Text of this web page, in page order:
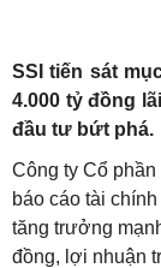
SSI tiến sát
4.000 tỷ đồng
đầu tư bứt phá.
Công ty Cổ
báo cáo tài
tăng trưởng
đồng, lợi nhuận